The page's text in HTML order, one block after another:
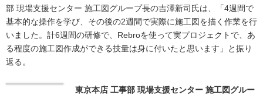
部 現場支援センター 施工図グループ長の吉澤新司氏は、「4週間で
基本的な操作を学び、その後の2週間で実際に施工図を描く作業を行
いました。計6週間の研修で、Rebroを使って実プロジェクトで、あ
る程度の施工図作成ができる技量は身に付いたと思います」と振り
返る。
東京本店 工事部 現場支援センター 施工図グルー